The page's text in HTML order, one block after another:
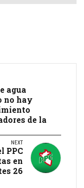
agua
no hay
de la
NEXT
PPC
en
26